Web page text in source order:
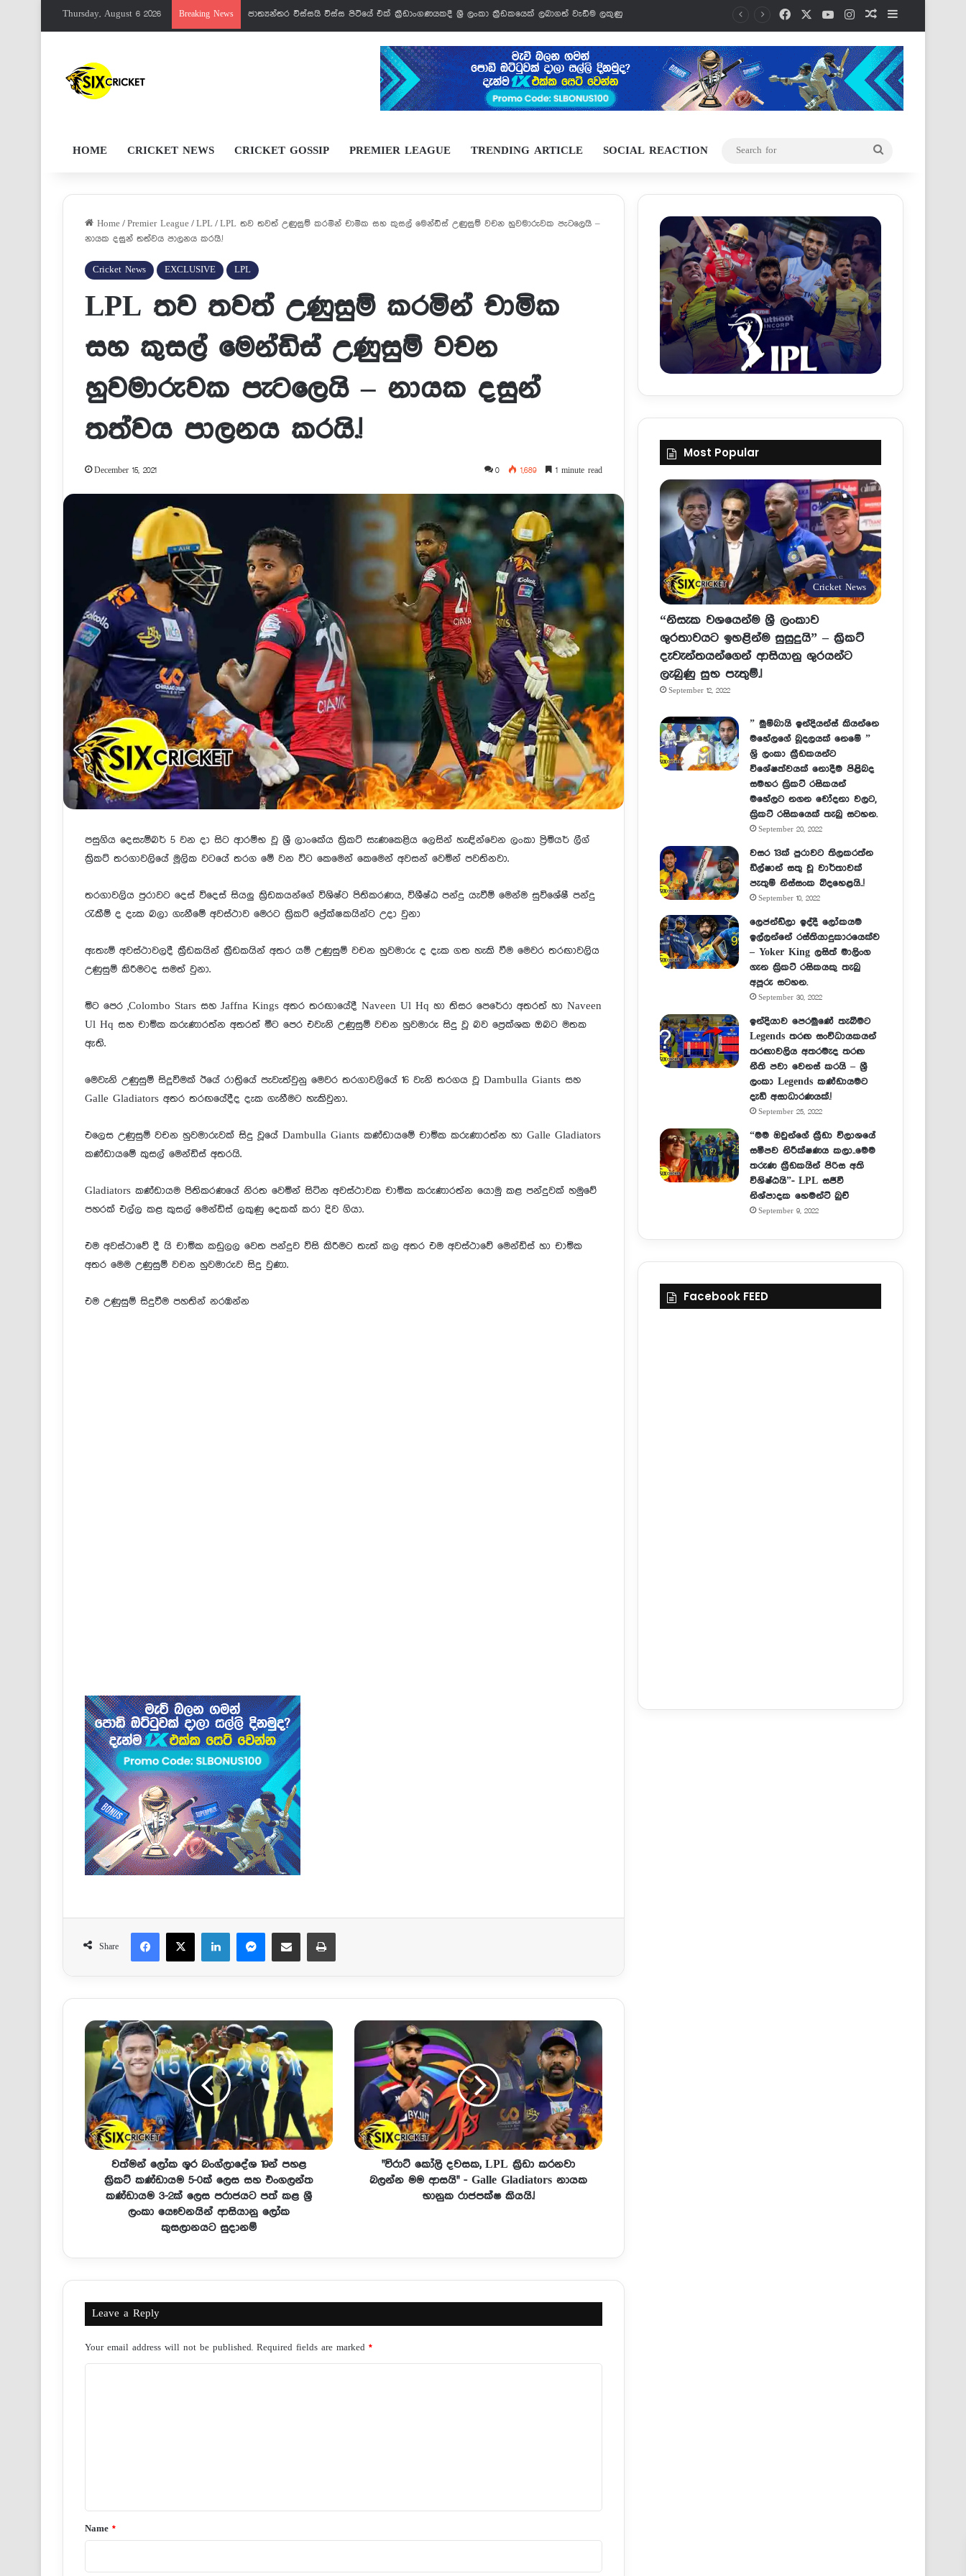
Thursday, August 6 2026 Breaking News පැතුම්ට මරු වැඩක් වෙන්නයි යන්නේ Facebook YouTubeInstagramRandom Article
HOME CRICKET NEWS CRICKET GOSSIP PREMIER LEAGUE TRENDING ARTICLE SOCIAL REACTION
Home / Premier League / LPL / LPL තව තවත් උණුසුම් කරමින් චාමික සහ කුසල් මෙන්ඩිස් උණුසුම් වචන හුවමාරුවක පැටලෙයි –
නායක දසුන් තත්වය පාලනය කරයි.!
Cricket News EXCLUSIVE LPL
LPL තව තවත් උණුසුම් කරමින් චාමික
සහ කුසල් මෙන්ඩිස් උණුසුම් වචන
හුවමාරුවක පැටලෙයි – නායක දසුන්
තත්වය පාලනය කරයි.!
December 15, 2021 0 1,689 1 minute read
පසුගිය දෙසැම්බර් 5 වන දා සිට ආරම්භ වූ ශ්‍රී ලාංකේය ක්‍රිකට් සැණකෙළිය ලෙසින් හැඳින්වෙන ලංකා ප්‍රිමියර් ලීග්
ක්‍රිකට් තරගාවලියේ මූලික වටයේ තරග මේ වන විට කෙමෙන් කෙමෙන් අවසන් වෙමින් පවතිනවා.
තරගාවලිය පුරාවට දෙස් විදෙස් සියලු ක්‍රිඩකයන්ගේ විශිෂ්ට පිතිකරණය, විශීෂ්ඨ පන්දු යැවීම් මෙන්ම සුවිශේෂී පන්දු
රැකීම් ද දැක බලා ගැනීමේ අවස්ථාව මෙරට ක්‍රිකට් ප්‍රේක්ෂකයින්ට උදා වුනා
ඇතැම් අවස්ථාවලදී ක්‍රීඩකයින් ක්‍රීඩකයින් අතර යම් උණුසුම් වචන හුවමාරු ද දැක ගත හැකි වීම මෙවර තරඟාවලිය
උණුසුම් කිරීමටද සමත් වුනා.
මිට පෙර ,Colombo Stars සහ Jaffna Kings අතර තරඟායේදී Naveen Ul Hq හා තිසර පෙරේරා අතරත් හා Naveen
Ul Hq සහ චාමික කරුණාරත්න අතරත් මීට පෙර එවැනි උණුසුම් වචන හුවමාරු සිදු වූ බව ප්‍රෙක්ශක ඔබට මතක
ඇති.
මෙවැනි උණුසුම් සිදූවිමක් ඊයේ රාත්‍රියේ පැවැත්වුනු මෙවර තරගාවලියේ 16 වැනි තරගය වූ Dambulla Giants සහ
Galle Gladiators අතර තරඟයේදීද දැක ගැනීමට හැකිවුනා.
එලෙස උණුසුම් වචන හුවමාරුවක් සිදු වූයේ Dambulla Giants කණ්ඩායමේ චාමික කරුණාරත්න හා Galle Gladiators
කණ්ඩායමේ කුසල් මෙන්ඩිස් අතරයි.
Gladiators කණ්ඩායම පිතිකරණයේ නිරත වෙමින් සිටින අවස්ථාවක චාමික කරුණාරත්න යොමු කළ පන්දුවක් හමුවේ
පහරක් එල්ල කළ කුසල් මෙන්ඩිස් ලකුණු දෙකක් කරා දිව ගියා.
එම අවස්ථාවේ දී යි චාමික කඩුලල වෙත පන්දුව විසි කිරීමට තැත් කල අතර එම අවස්ථාවේ මෙන්ඩිස් හා චාමික
අතර මෙම උණුසුම් වචන හුවමාරුව සිදු වුණා.
එම උණුසුම් සිදුවීම පහතින් නරඹන්න
Share
වත්මන් ලෝක ශූර බංග්ලාදේශ 19න් පහළ
ක්‍රිකට් කණ්ඩායම 5-0ක් ලෙස සහ එංගලන්ත
කණ්ඩායම 3-2ක් ලෙස පරාජයට පත් කළ ශ්‍රී
ලංකා යෞවනයින් ආසියානු ලෝක
කුසලානයට සුදානම්
"විරාට් කෝලි දවසක, LPL ක්‍රිඩා කරනවා
බලන්න මම ආසයි" - Galle Gladiators නායක
භානුක රාජපක්ෂ කියයි.!
Leave a Reply
Your email address will not be published. Required fields are marked *
*Name *
Most Popular
Cricket News
“නිසැක වශයෙන්ම ශ්‍රී ලංකාව
ශුරතාවයට ඉහළින්ම සුසුදුයි” – ක්‍රිකට්
දැවැන්තයන්ගෙන් ආසියානු ශුරයන්ට
ලැබුණු සුභ පැතුම්.!
September 12, 2022
” මුම්බායි ඉන්දියන්ස් කියන්නෙ
මහේලගේ බූදලයක් නෙමේ ”
ශ්‍රි ලංකා ක්‍රීඩකයන්ට
විශේෂත්වයක් නොදීම පිළිබද
සමහර ක්‍රිකට් රසිකයන්
මහේලට නගන චෝදනා වලට,
ක්‍රිකට් රසිකයෙක් තැබු සටහන.
September 20, 2022
වසර 13ක් පුරාවට තිලකරත්න
ඩිල්ෂාන් සතු වූ වාර්තාවක්
පැතුම් නිස්සංක බිදහෙළයි..!
September 10, 2022
ලෙජන්ඩ්ලා ඉද්දී ලෝකයම
ඉල්ලන්නේ රස්තියාදුකාරයෙක්ව
– Yoker King ලසිත් මාලිංග
ගැන ක්‍රිකට් රසිකයකු තැබු
අපූරු සටහන.
September 30, 2022
ඉන්දියාව පෙරමුණේ තැබීමට
Legends තරඟ සංවිධායකයන්
තරඟාවලිය අතරමැද තරඟ
නීති පවා වෙනස් කරයි – ශ්‍රී
ලංකා Legends කණ්ඩායමට
දැඩි අසාධාරණයක්.!
September 25, 2022
“මම ඔවුන්ගේ ක්‍රීඩා විලාශයේ
සමීපව නිරීක්ෂණය කලා..මෙම
තරුණ ක්‍රීඩකයින් පිරිස අති
විශිෂ්ඨයි”- LPL සජීවී
නිශ්පාදක හෙමන්ට් බුච්
September 9, 2022
Facebook FEED